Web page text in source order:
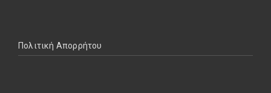
Υποσέλιδο
Πολιτική Απορρήτου